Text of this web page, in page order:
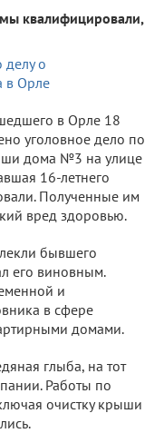
квалифицировали,
в Орле 18
уголовное дело по
дома №3 на улице
16-летнего
Полученные им
вред здоровью.
бывшего
его виновным.
и
в сфере
домами.
глыба, на тот
Работы по
очистку крыши